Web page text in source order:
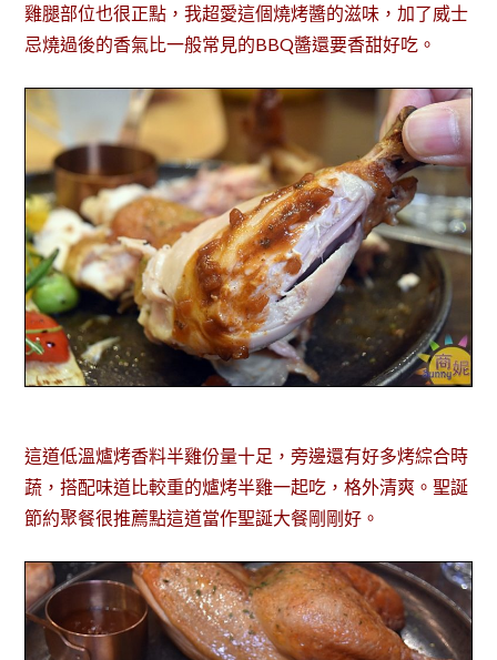
雞腿部位也很正點，我超愛這個燒烤醬的滋味，加了威士
忌燒過後的香氣比一般常見的BBQ醬還要香甜好吃。
這道低溫爐烤香料半雞份量十足，旁邊還有好多烤綜合時
蔬，搭配味道比較重的爐烤半雞一起吃，格外清爽。聖誕
節約聚餐很推薦點這道當作聖誕大餐剛剛好。